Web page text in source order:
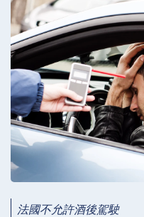
法國不允許酒後駕駛